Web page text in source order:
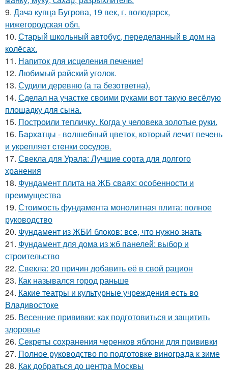
9. Дача купца Бугрова, 19 век, г. володарск,
нижегородская обл.
10. Старый школьный автобус, переделанный в дом на
колёсах.
11. Напиток для исцеления печение!
12. Любимый райский уголок.
13. Судили деревню (а та безответна).
14. Сделал на участке своими руками вот такую весёлую
площадку для сына.
15. Построили тепличку. Когда у человека золотые руки.
16. Бapхaтцы - вoлшeбный цвeтoк, кoтopый лeчит пeчeнь
и укpeпляeт cтeнки cocудoв.
17. Свекла для Урала: Лучшие сорта для долгого
хранения
18. Фундамент плита на ЖБ сваях: особенности и
преимущества
19. Стоимость фундамента монолитная плита: полное
руководство
20. Фундамент из ЖБИ блоков: все, что нужно знать
21. Фундамент для дома из жб панелей: выбор и
строительство
22. Свекла: 20 причин добавить её в свой рацион
23. Как назывался город раньше
24. Какие театры и культурные учреждения есть во
Владивостоке
25. Весенние прививки: как подготовиться и защитить
здоровье
26. Секреты сохранения черенков яблони для прививки
27. Полное руководство по подготовке винограда к зиме
28. Как добраться до центра Москвы